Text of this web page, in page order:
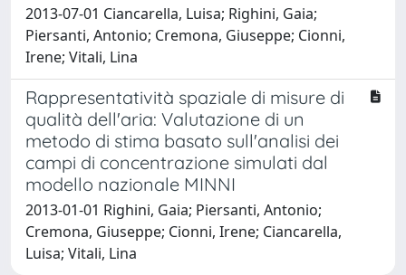
2013-07-01 Ciancarella, Luisa; Righini, Gaia;
Piersanti, Antonio; Cremona, Giuseppe; Cionni,
Irene; Vitali, Lina
Rappresentatività spaziale di misure di
qualità dell'aria: Valutazione di un
metodo di stima basato sull'analisi dei
campi di concentrazione simulati dal
modello nazionale MINNI
2013-01-01 Righini, Gaia; Piersanti, Antonio;
Cremona, Giuseppe; Cionni, Irene; Ciancarella,
Luisa; Vitali, Lina